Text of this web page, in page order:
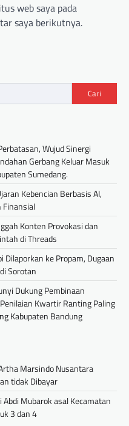
web saya pada
saya berikutnya.
Cari
Wujud Sinergi
Gerbang Keluar Masuk
Sumedang.
Kebencian Berbasis AI,
Finansial
Konten Provokasi dan
di Threads
Dilaporkan ke Propam, Dugaan
Sorotan
Dukung Pembinaan
Kwartir Ranting Paling
Kabupaten Bandung
Marsindo Nusantara
tidak Dibayar
Abdi Mubarok asal Kecamatan
3 dan 4